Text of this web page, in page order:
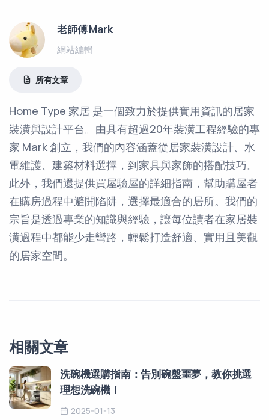
老師傅 Mark
網站編輯
所有文章
Home Type 家居 是一個致力於提供實用資訊的居家
裝潢與設計平台。由具有超過20年裝潢工程經驗的專
家 Mark 創立，我們的內容涵蓋從居家裝潢設計、水
電維護、建築材料選擇，到家具與家飾的搭配技巧。
此外，我們還提供買屋驗屋的詳細指南，幫助購屋者
在購房過程中避開陷阱，選擇最適合的居所。我們的
宗旨是透過專業的知識與經驗，讓每位讀者在家居裝
潢過程中都能少走彎路，輕鬆打造舒適、實用且美觀
的居家空間。
相關文章
洗碗機選購指南：告別碗盤噩夢，教你挑選
理想洗碗機！
2025-01-13